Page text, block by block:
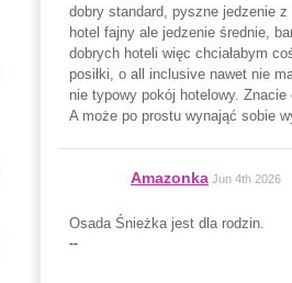
dobry standard, pyszne jedzenie
hotel fajny ale jedzenie średnie,
dobrych hoteli więc chciałabym
posiłki, o all inclusive nawet nie
nie typowy pokój hotelowy.
A może po prostu wynająć sobie
Amazonka Jun 4th 2026
Osada Śnieżka jest dla rodzin.
--